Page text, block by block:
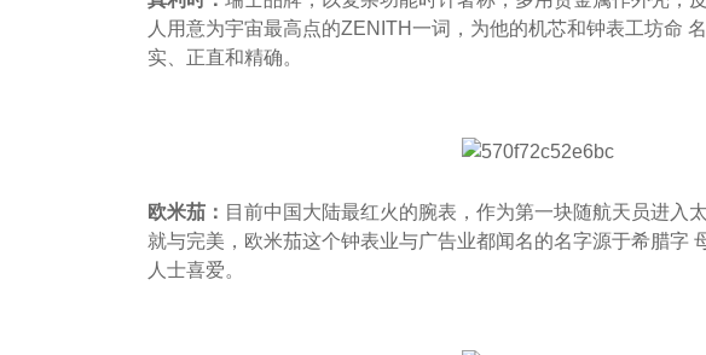
人用意为宇宙最高点的ZENITH一词，为他的机芯和钟表工坊命
实、正直和精确。
欧米茄： 目前中国大陆最红火的腕表，作为第一块随航天员进入
就与完美，欧米茄这个钟表业与广告业都闻名的名字源于希腊字
人士喜爱。